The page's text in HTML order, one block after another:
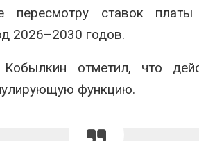
пересмотру ставок
2026–2030 годов.
отметил, что
функцию.
Авг 7, 2026